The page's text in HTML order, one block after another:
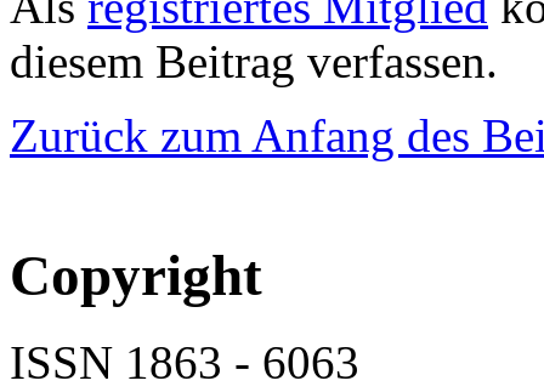
diesem Beitrag verfassen.
Zurück zum Anfang des
Copyright
ISSN 1863 - 6063